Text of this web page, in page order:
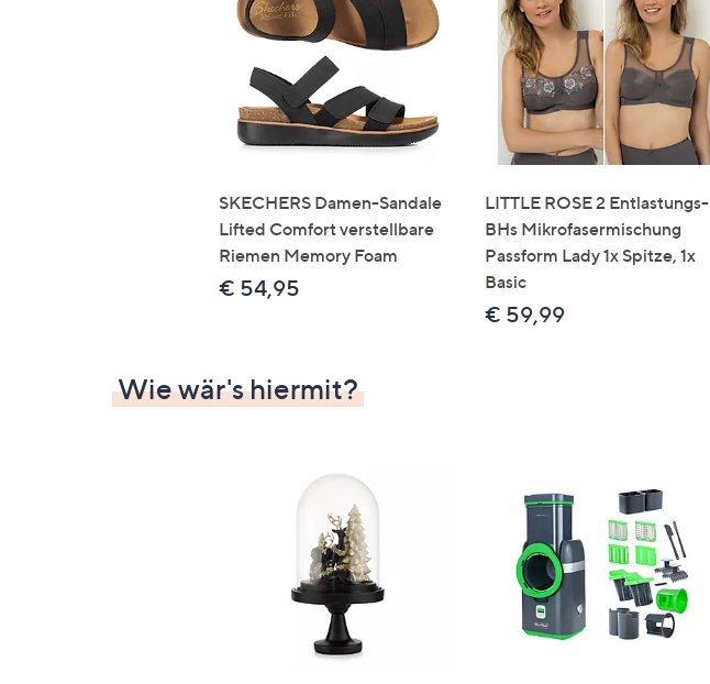
SKECHERS Damen-Sandale
Lifted Comfort verstellbare
Riemen Memory Foam
€ 54,95
LITTLE ROSE 2 Entlastungs-
BHs Mikrofasermischung
Passform Lady 1x Spitze, 1x
Basic
€ 59,99
Wie wär's hiermit?